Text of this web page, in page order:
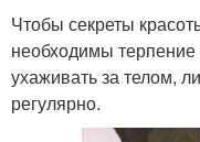
Чтобы секреты
необходимы
ухаживать за телом,
регулярно.